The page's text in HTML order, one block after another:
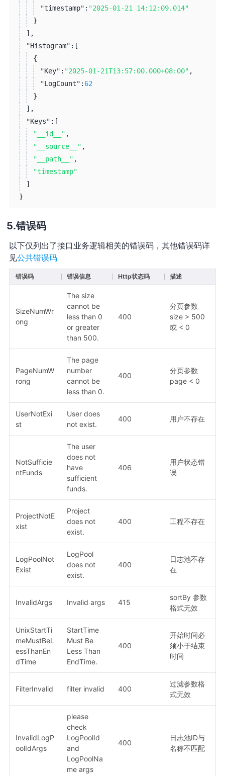
"timestamp": "2025-01-21 14:12:09.014"
}
] ,
"Histogram": [
{
"Key": "2025-01-21T13:57:00.000+08:00" ,
"LogCount": 62
}
] ,
"Keys": [
"__id__" ,
"__source__" ,
"__path__" ,
"timestamp"
]
}
错误码
以下仅列出了接口业务逻辑相关的错误码，其他错误码详
见公共错误码
错误码 错误信息 Http状态码 描述
SizeNumWr
ong
The size
cannot be
less than 0
or greater
than 500.
400
分页参数
size > 500
或 < 0
PageNumW
rong
The page
number
cannot be
less than 0.
400
分页参数
page < 0
UserNotExi
st
User does
not exist.
400 用户不存在
NotSufficie
ntFunds
The user
does not
have
sufficient
funds.
406
用户状态错
误
ProjectNotE
xist
Project
does not
exist.
400 工程不存在
LogPoolNot
Exist
LogPool
does not
exist.
400
日志池不存
在
InvalidArgs Invalid args 415
sortBy 参数
格式无效
UnixStartTi
meMustBeL
essThanEn
dTime
StartTime
Must Be
Less Than
EndTime.
400
开始时间必
须小于结束
时间
FilterInvalid filter invalid 400
过滤参数格
式无效
InvalidLogP
oolIdArgs
please
check
LogPoolId
and
LogPoolNa
me args
400
日志池ID与
名称不匹配